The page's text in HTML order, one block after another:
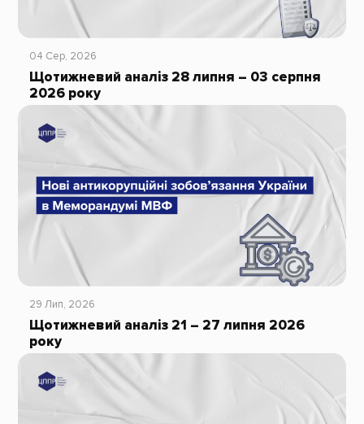
04 Сер, 2026
Щотижневий аналіз 28 липня – 03 серпня
2026 року
29 Лип, 2026
Щотижневий аналіз 21 – 27 липня 2026
року